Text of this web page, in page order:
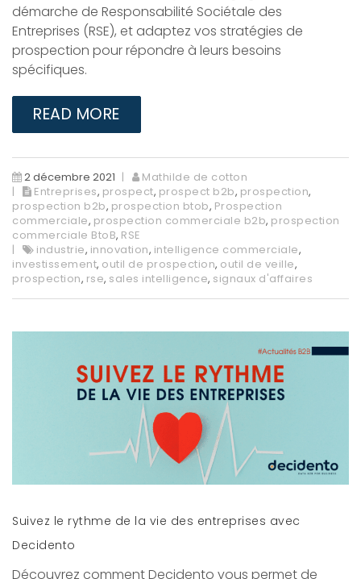
démarche de Responsabilité Sociétale des
Entreprises (RSE), et adaptez vos stratégies de
prospection pour répondre à leurs besoins
spécifiques.
READ MORE
2 décembre 2021
Mathilde de cotton
Entreprises, prospect, prospect b2b, prospection,
prospection b2b, prospection btob, Prospection
commerciale, prospection commerciale b2b, prospection
commerciale BtoB, RSE
industrie, innovation, intelligence commerciale,
investissement, outil de prospection, outil de veille,
prospection, rse, sales intelligence, signaux d'affaires
Suivez le rythme de la vie des entreprises avec
Decidento
Découvrez comment Decidento vous permet de